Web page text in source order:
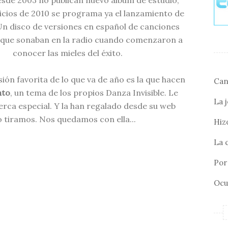
de 2010 se programa ya el lanzamiento de
disco de versiones en español de canciones
sonaban en la radio cuando comenzaron a
conocer las mieles del éxito.
favorita de lo que va de año es la que hacen
, un tema de los propios Danza Invisible. Le
especial. Y la han regalado desde su web
tiramos. Nos quedamos con ella...
La
La